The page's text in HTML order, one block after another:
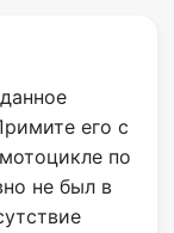
его с
по
не был в